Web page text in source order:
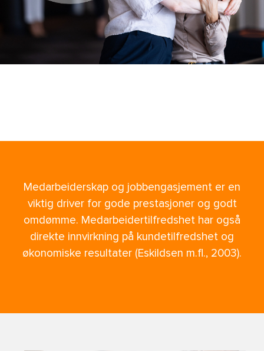
Medarbeiderskap og jobbengasjement er en
viktig driver for gode prestasjoner og godt
omdømme. Medarbeidertilfredshet har også
direkte innvirkning på kundetilfredshet og
økonomiske resultater (Eskildsen m.fl., 2003).